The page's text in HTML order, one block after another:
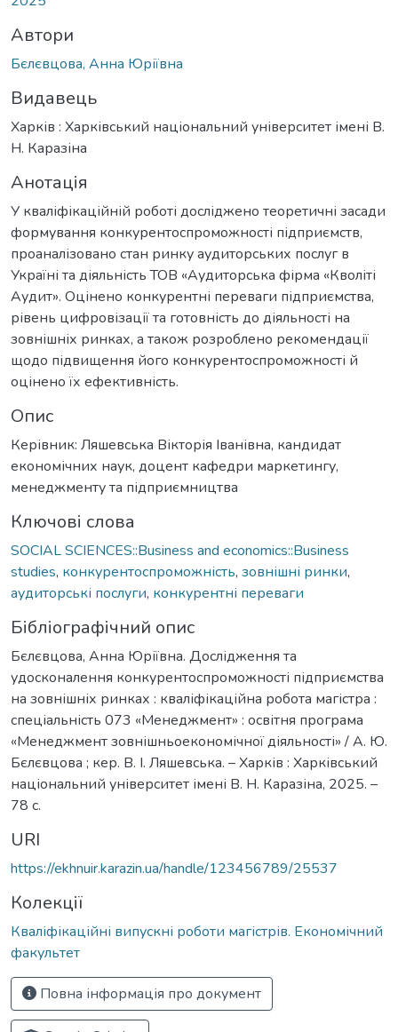
Автори
Бєлєвцова, Анна Юріївна
Видавець
Харків : Харківський національний університет імені В.
Н. Каразіна
Анотація
У кваліфікаційній роботі досліджено теоретичні засади
формування конкурентоспроможності підприємств,
проаналізовано стан ринку аудиторських послуг в
Україні та діяльність ТОВ «Аудиторська фірма «Кволіті
Аудит». Оцінено конкурентні переваги підприємства,
рівень цифровізації та готовність до діяльності на
зовнішніх ринках, а також розроблено рекомендації
щодо підвищення його конкурентоспроможності й
оцінено їх ефективність.
Опис
Керівник: Ляшевська Вікторія Іванівна, кандидат
економічних наук, доцент кафедри маркетингу,
менеджменту та підприємництва
Ключові слова
SOCIAL SCIENCES::Business and economics::Business
studies, конкурентоспроможність, зовнішні ринки,
аудиторські послуги, конкурентні переваги
Бібліографічний опис
Бєлєвцова, Анна Юріївна. Дослідження та
удосконалення конкурентоспроможності підприємства
на зовнішніх ринках : кваліфікаційна робота магістра :
спеціальність 073 «Менеджмент» : освітня програма
«Менеджмент зовнішньоекономічної діяльності» / А. Ю.
Бєлєвцова ; кер. В. І. Ляшевська. – Харків : Харківський
національний університет імені В. Н. Каразіна, 2025. –
78 с.
URI
https://ekhnuir.karazin.ua/handle/123456789/25537
Колекції
Кваліфікаційні випускні роботи магістрів. Економічний
факультет
Повна інформація про документ